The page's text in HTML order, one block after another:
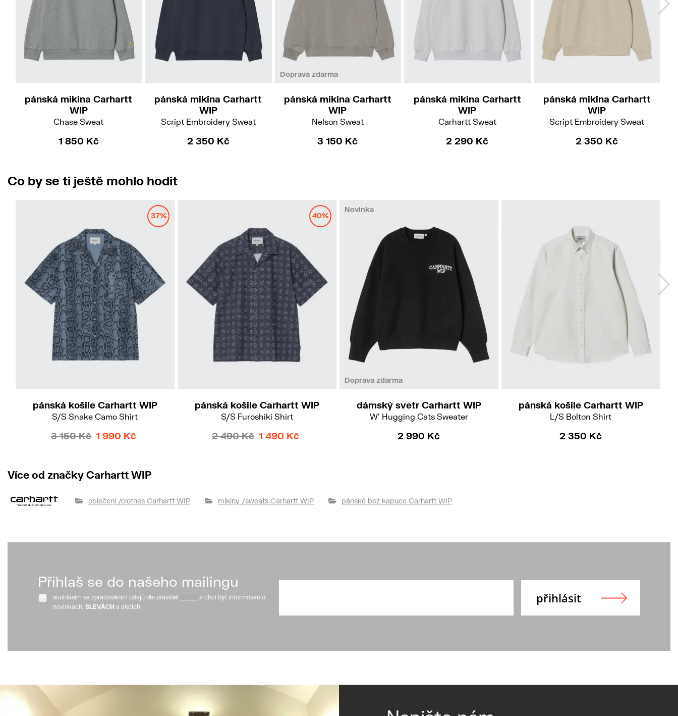
pánská mikina Carhartt
WIP
Chase Sweat
1 850 Kč
pánská mikina Carhartt
WIP
Script Embroidery Sweat
2 350 Kč
Doprava zdarma
SM
pánská mikina Carhartt
WIP
Nelson Sweat
3 150 Kč
pánská mikina Carhartt
WIP
Carhartt Sweat
2 290 Kč
pánská mikina Carhartt
WIP
Script Embroidery Sweat
2 350 Kč
Co by se ti ještě mohlo hodit
37%
pánská košile Carhartt WIP
S/S Snake Camo Shirt
3 150 Kč 1 990 Kč
40%
pánská košile Carhartt WIP
S/S Furoshiki Shirt
2 490 Kč 1 490 Kč
Doprava zdarma
Novinka
XS
dámský svetr Carhartt WIP
W' Hugging Cats Sweater
2 990 Kč
pánská košile Carhartt WIP
L/S Bolton Shirt
2 350 Kč
Více od značky Carhartt WIP
oblečení /clothes Carhartt WIP mikiny /sweats Carhartt WIP pánské bez kapuce Carhartt WIP
Přihlaš se do našeho mailingu
souhlasím se zpracováním údajů dle pravidel
a chci být informován o
novinkách, SLEVÁCH a akcích